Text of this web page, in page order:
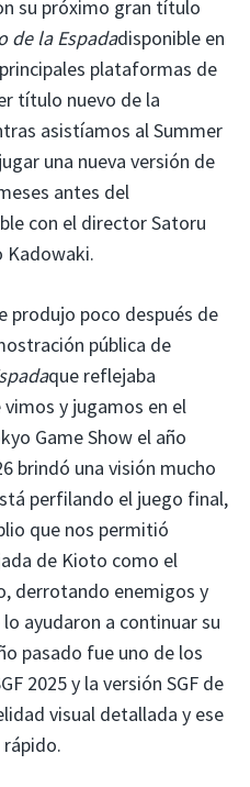
su próximo gran título
de la Espadadisponible en
plataformas de
título nuevo de la
asistíamos al Summer
una nueva versión de
antes del
con el director Satoru
Kadowaki.
produjo poco después de
pública de
que reflejaba
y jugamos en el
Game Show el año
brindó una visión mucho
perfilando el juego final,
que nos permitió
de Kioto como el
derrotando enemigos y
ayudaron a continuar su
pasado fue uno de los
2025 y la versión SGF de
visual detallada y ese